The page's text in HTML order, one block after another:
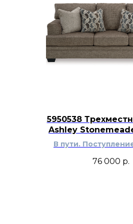
5950538
Ashley
В пути.
76 000 р.